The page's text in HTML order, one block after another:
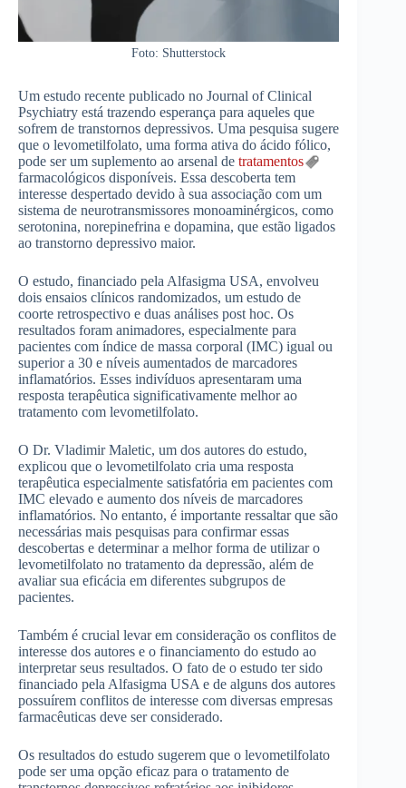
Foto: Shutterstock
Um estudo recente publicado no Journal of Clinical
Psychiatry está trazendo esperança para aqueles que
sofrem de transtornos depressivos. Uma pesquisa sugere
que o levometilfolato, uma forma ativa do ácido fólico,
pode ser um suplemento ao arsenal de tratamentos
farmacológicos disponíveis. Essa descoberta tem
interesse despertado devido à sua associação com um
sistema de neurotransmissores monoaminérgicos, como
serotonina, norepinefrina e dopamina, que estão ligados
ao transtorno depressivo maior.
O estudo, financiado pela Alfasigma USA, envolveu
dois ensaios clínicos randomizados, um estudo de
coorte retrospectivo e duas análises post hoc. Os
resultados foram animadores, especialmente para
pacientes com índice de massa corporal (IMC) igual ou
superior a 30 e níveis aumentados de marcadores
inflamatórios. Esses indivíduos apresentaram uma
resposta terapêutica significativamente melhor ao
tratamento com levometilfolato.
O Dr. Vladimir Maletic, um dos autores do estudo,
explicou que o levometilfolato cria uma resposta
terapêutica especialmente satisfatória em pacientes com
IMC elevado e aumento dos níveis de marcadores
inflamatórios. No entanto, é importante ressaltar que são
necessárias mais pesquisas para confirmar essas
descobertas e determinar a melhor forma de utilizar o
levometilfolato no tratamento da depressão, além de
avaliar sua eficácia em diferentes subgrupos de
pacientes.
Também é crucial levar em consideração os conflitos de
interesse dos autores e o financiamento do estudo ao
interpretar seus resultados. O fato de o estudo ter sido
financiado pela Alfasigma USA e de alguns dos autores
possuírem conflitos de interesse com diversas empresas
farmacêuticas deve ser considerado.
Os resultados do estudo sugerem que o levometilfolato
pode ser uma opção eficaz para o tratamento de